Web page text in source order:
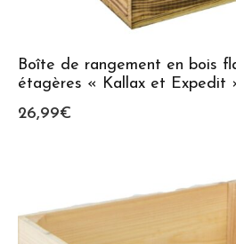
Boîte de rangement en bois
étagères « Kallax et Expedit
26,99€